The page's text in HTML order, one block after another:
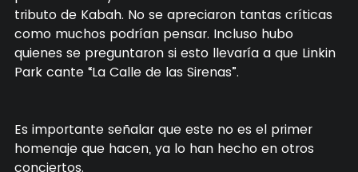
tributo de Kabah. No se apreciaron tantas críticas
como muchos podrían pensar. Incluso hubo
quienes se preguntaron si esto llevaría a que Linkin
Park cante “La Calle de las Sirenas”.
Es importante señalar que este no es el primer
homenaje que hacen, ya lo han hecho en otros
conciertos.